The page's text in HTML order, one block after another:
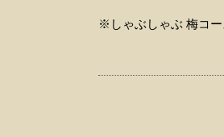
※しゃぶしゃぶ 梅コー